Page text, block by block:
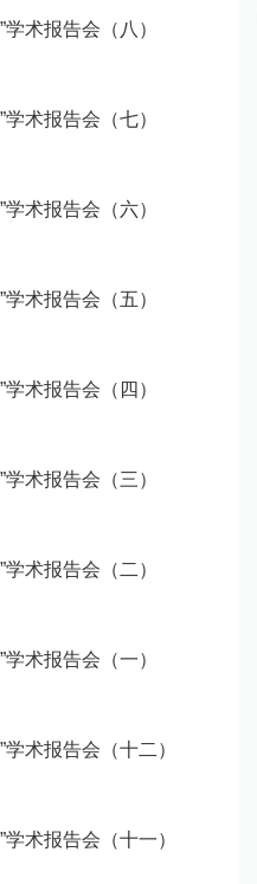
术报告会（八）
术报告会（七）
术报告会（六）
术报告会（五）
术报告会（四）
术报告会（三）
术报告会（二）
术报告会（一）
术报告会（十二）
术报告会（十一）